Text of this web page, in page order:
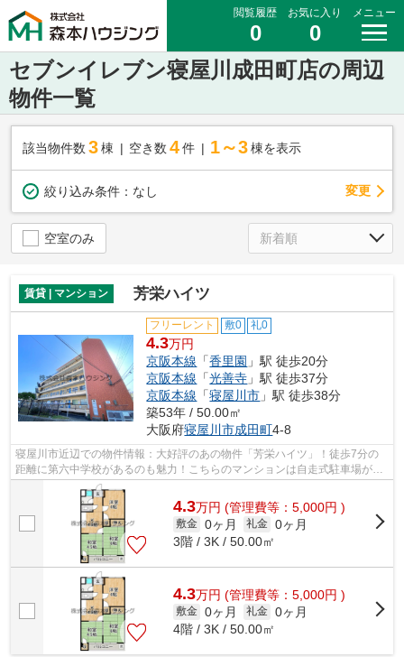
閲覧履歴
0
お気に入り
0
メニュー
セブンイレブン寝屋川成田町店の周辺
物件一覧
該当物件数 3棟 空き数 4 件 1～3 棟を表示
絞り込み条件： なし 変更
空室のみ
賃貸 | マンション 芳栄ハイツ
フリーレント 敷0 礼0
4.3万円
京阪本線 「香里園 」駅 徒歩20分
京阪本線 「光善寺 」駅 徒歩37分
京阪本線 「寝屋川市 」駅 徒歩38分
築53年 / 50.00㎡
大阪府寝屋川市成田町4-8
寝屋川市近辺での物件情報：大好評のあの物件「芳栄ハイツ」！徒歩7分の
距離に第六中学校があるのも魅力！こちらのマンションは自走式駐車場がご
利用いただけます！様々な場所へのアク...
4.3万円 (管理費等：5,000円 )
敷金 0ヶ月 礼金 0ヶ月
3階 / 3K / 50.00㎡
4.3万円 (管理費等：5,000円 )
敷金 0ヶ月 礼金 0ヶ月
4階 / 3K / 50.00㎡